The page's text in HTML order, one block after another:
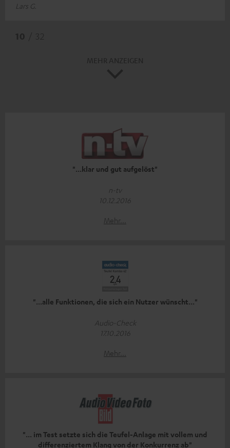
Lars G.
"...klar und gut aufgelöst"
n-tv
10.12.2016
Mehr...
"...alle Funktionen, die sich ein Nutzer wünscht..."
Audio-Check
17.10.2016
Mehr...
"... im Test setzte sich die Teufel-Anlage mit vollem und
differenziertem Klang von der Konkurrenz ab"